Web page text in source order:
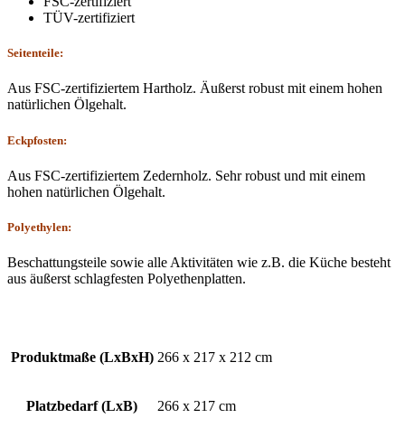
TÜV-zertifiziert
Seitenteile:
Aus FSC-zertifiziertem Hartholz. Äußerst robust mit einem hohen
natürlichen Ölgehalt.
Eckpfosten:
Aus FSC-zertifiziertem Zedernholz. Sehr robust und mit einem
hohen natürlichen Ölgehalt.
Polyethylen:
Beschattungsteile sowie alle Aktivitäten wie z.B. die Küche besteht
aus äußerst schlagfesten Polyethenplatten.
Produktmaße (LxBxH) 266 x 217 x 212 cm
Platzbedarf (LxB) 266 x 217 cm